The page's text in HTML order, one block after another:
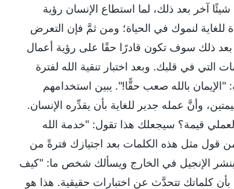
آخر بعد ذلك، لما استطاع الإنسان رؤية
للغاية لنموك في الحياة؛ ومن ثمَّ فإن التعرض
ذلك سوف تكون قادرًا حقًا على رؤية أعمال
في قلبك. وبعد اختبار تنقية الله لفترة
بالله صعب حقًّا!". يبين استخدامهم
وأنَّ عمله جدير للغاية بأن يقدِّره الإنسان.
قيمة؟ سيجعلك هذا تقول: "خدمة الله
قول مثل هذه الكلمات بعد اجتيازك فترةً من
بنشر الإنجيل في الخارج ويسألك شخص ما: "كيف
كلماتك تتحدَّث عن اختبارات حقيقية. هذا هو